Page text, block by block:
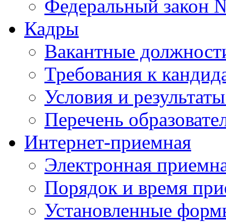
Федеральный закон
Кадры
Вакантные
Требования к
Условия и
Перечень
Интернет-приемная
Электронная
Порядок и время
Установленные